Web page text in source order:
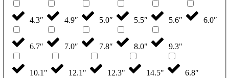
4.3″ 4.9″ 5.0″ 5.5″ 5.6″ 6.0″
6.7″ 7.0″ 7.8″ 8.0" 9.3"
10.1" 12.1" 12.3" 14.5" 6.8″